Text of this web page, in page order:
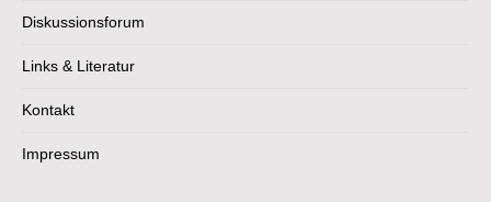
Diskussionsforum
Links & Literatur
Kontakt
Impressum